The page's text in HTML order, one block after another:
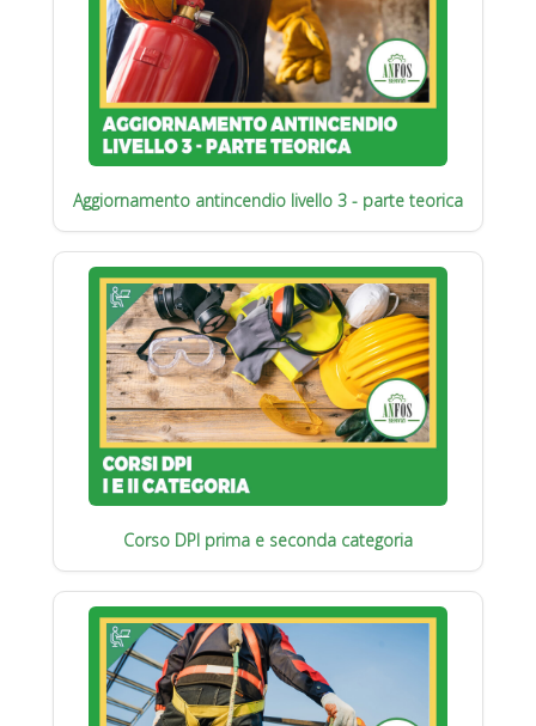
Aggiornamento antincendio livello 3 - parte teorica
Corso DPI prima e seconda categoria